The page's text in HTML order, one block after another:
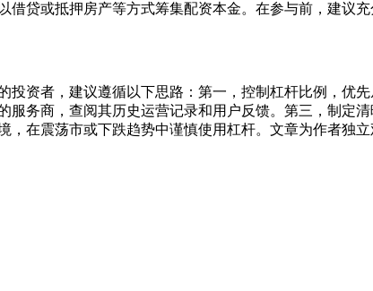
借贷或抵押房产等方式筹集配资本金。在参与前，建议
投资者，建议遵循以下思路：第一，控制杠杆比例，优
服务商，查阅其历史运营记录和用户反馈。第三，制定
，在震荡市或下跌趋势中谨慎使用杠杆。文章为作者独立